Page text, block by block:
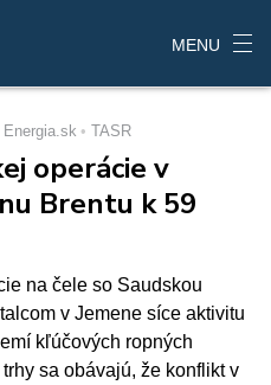
MENU
Energia.sk TASR
operácie v
Brentu k 59
na čele so Saudskou
v Jemene síce aktivitu
kľúčových ropných
sa obávajú, že konflikt v